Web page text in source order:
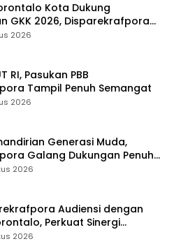
Kota Dukung
GKK 2026, Disparekrafpora
Lintas Sektor
2026
RI, Pasukan PBB
Tampil Penuh Semangat
2026
Generasi Muda,
Galang Dukungan Penuh
2026
Audiensi dengan
Perkuat Sinergi
Karnaval Karawo
2026